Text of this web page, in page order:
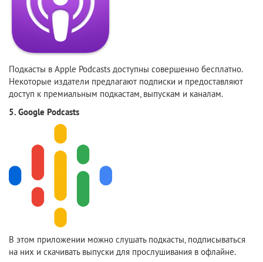
Подкасты в Apple Podcasts доступны совершенно бесплатно.
Некоторые издатели предлагают подписки и предоставляют
доступ к премиальным подкастам, выпускам и каналам.
5. Google Podcasts
В этом приложении можно слушать подкасты, подписываться
на них и скачивать выпуски для прослушивания в офлайне.